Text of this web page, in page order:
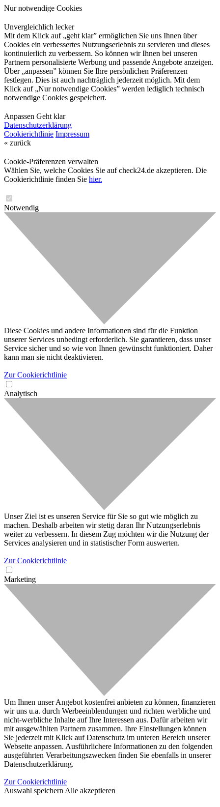
Nur notwendige Cookies
Unvergleichlich lecker
Mit dem Klick auf „geht klar” ermöglichen Sie uns Ihnen über
Cookies ein verbessertes Nutzungserlebnis zu servieren und dieses
kontinuierlich zu verbessern. So können wir Ihnen bei unseren
Partnern personalisierte Werbung und passende Angebote anzeigen.
Über „anpassen” können Sie Ihre persönlichen Präferenzen
festlegen. Dies ist auch nachträglich jederzeit möglich. Mit dem
Klick auf „Nur notwendige Cookies” werden lediglich technisch
notwendige Cookies gespeichert.
Anpassen Geht klar
Datenschutzerklärung
Cookierichtlinie Impressum
« zurück
Cookie-Präferenzen verwalten
Wählen Sie, welche Cookies Sie auf check24.de akzeptieren. Die
Cookierichtlinie finden Sie hier.
Notwendig
Diese Cookies und andere Informationen sind für die Funktion
unserer Services unbedingt erforderlich. Sie garantieren, dass unser
Service sicher und so wie von Ihnen gewünscht funktioniert. Daher
kann man sie nicht deaktivieren.
Zur Cookierichtlinie
Analytisch
Unser Ziel ist es unseren Service für Sie so gut wie möglich zu
machen. Deshalb arbeiten wir stetig daran Ihr Nutzungserlebnis
weiter zu verbessern. In diesem Zug möchten wir die Nutzung der
Services analysieren und in statistischer Form auswerten.
Zur Cookierichtlinie
Marketing
Um Ihnen unser Angebot kostenfrei anbieten zu können, finanzieren
wir uns u.a. durch Werbeeinblendungen und richten werbliche und
nicht-werbliche Inhalte auf Ihre Interessen aus. Dafür arbeiten wir
mit ausgewählten Partnern zusammen. Ihre Einstellungen können
Sie jederzeit mit Klick auf Datenschutz im unteren Bereich unserer
Webseite anpassen. Ausführlichere Informationen zu den folgenden
ausgeführten Verarbeitungszwecken finden Sie ebenfalls in unserer
Datenschutzerklärung.
Zur Cookierichtlinie
Auswahl speichern Alle akzeptieren